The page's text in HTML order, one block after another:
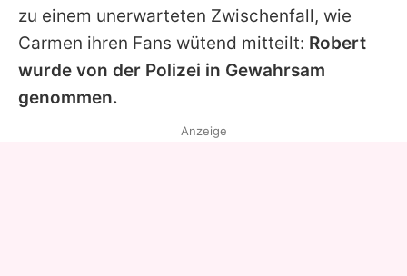
zu einem unerwarteten Zwischenfall, wie
Carmen ihren Fans wütend mitteilt: Robert
wurde von der Polizei in Gewahrsam
genommen.
Anzeige